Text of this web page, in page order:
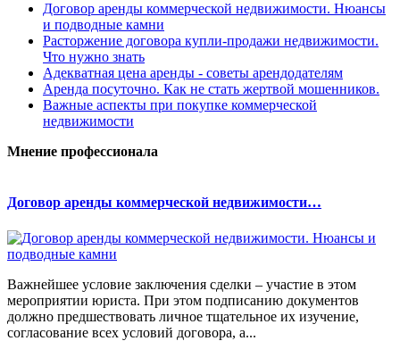
Договор аренды коммерческой недвижимости. Нюансы
и подводные камни
Расторжение договора купли-продажи недвижимости.
Что нужно знать
Адекватная цена аренды - советы арендодателям
Аренда посуточно. Как не стать жертвой мошенников.
Важные аспекты при покупке коммерческой
недвижимости
Мнение профессионала
Договор аренды коммерческой недвижимости…
Важнейшее условие заключения сделки – участие в этом
мероприятии юриста. При этом подписанию документов
должно предшествовать личное тщательное их изучение,
согласование всех условий договора, а...